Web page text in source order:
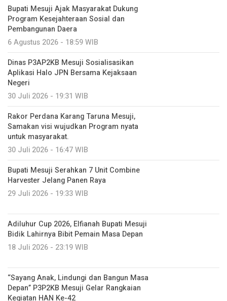
Bupati Mesuji Ajak Masyarakat Dukung
Program Kesejahteraan Sosial dan
Pembangunan Daera
6 Agustus 2026 - 18:59 WIB
Dinas P3AP2KB Mesuji Sosialisasikan
Aplikasi Halo JPN Bersama Kejaksaan
Negeri
30 Juli 2026 - 19:31 WIB
Rakor Perdana Karang Taruna Mesuji,
Samakan visi wujudkan Program nyata
untuk masyarakat.
30 Juli 2026 - 16:47 WIB
Bupati Mesuji Serahkan 7 Unit Combine
Harvester Jelang Panen Raya
29 Juli 2026 - 19:33 WIB
Adiluhur Cup 2026, Elfianah Bupati Mesuji
Bidik Lahirnya Bibit Pemain Masa Depan
18 Juli 2026 - 23:19 WIB
“Sayang Anak, Lindungi dan Bangun Masa
Depan” P3P2KB Mesuji Gelar Rangkaian
Kegiatan HAN Ke-42